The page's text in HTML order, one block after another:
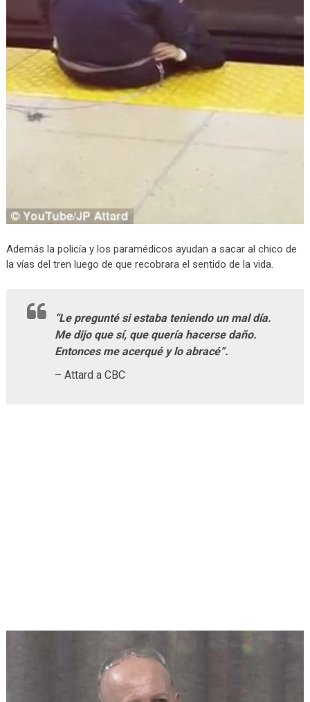
Además la policía y los paramédicos ayudan a sacar al chico de
la vías del tren luego de que recobrara el sentido de la vida.
“Le pregunté si estaba teniendo un mal día.
Me dijo que sí, que quería hacerse daño.
Entonces me acerqué y lo abracé”.
– Attard a CBC